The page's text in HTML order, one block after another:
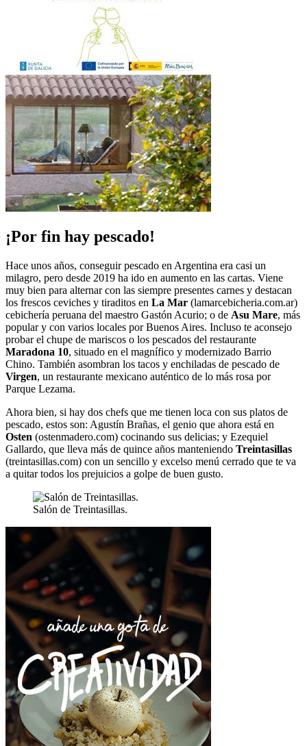
¡Por fin hay pescado!
Hace unos años, conseguir pescado en Argentina era casi un
milagro, pero desde 2019 ha ido en aumento en las cartas. Viene
muy bien para alternar con las siempre presentes carnes y destacan
los frescos ceviches y tiraditos en La Mar (lamarcebicheria.com.ar)
cebichería peruana del maestro Gastón Acurio; o de Asu Mare, más
popular y con varios locales por Buenos Aires. Incluso te aconsejo
probar el chupe de mariscos o los pescados del restaurante
Maradona 10, situado en el magnífico y modernizado Barrio
Chino. También asombran los tacos y enchiladas de pescado de
Virgen, un restaurante mexicano auténtico de lo más rosa por
Parque Lezama.
Ahora bien, si hay dos chefs que me tienen loca con sus platos de
pescado, estos son: Agustín Brañas, el genio que ahora está en
Osten (ostenmadero.com) cocinando sus delicias; y Ezequiel
Gallardo, que lleva más de quince años manteniendo Treintasillas
(treintasillas.com) con un sencillo y excelso menú cerrado que te va
a quitar todos los prejuicios a golpe de buen gusto.
Salón de Treintasillas.